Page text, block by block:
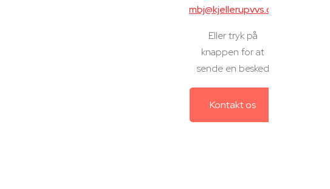
mbj@kjellerupvvs.dk
Eller tryk på
knappen for at
sende en besked
Kontakt os